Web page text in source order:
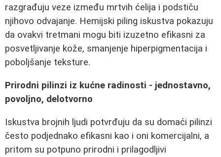
razgrađuju veze između mrtvih ćelija i podstiču
njihovo odvajanje. Hemijski piling iskustva pokazuju
da ovakvi tretmani mogu biti izuzetno efikasni za
posvetljivanje kože, smanjenje hiperpigmentacija i
poboljšanje teksture.
Prirodni pilinzi iz kućne radinosti - jednostavno,
povoljno, delotvorno
Iskustva brojnih ljudi potvrđuju da su domaći pilinzi
često podjednako efikasni kao i oni komercijalni, a
pritom su potpuno prirodni i prilagodljivi